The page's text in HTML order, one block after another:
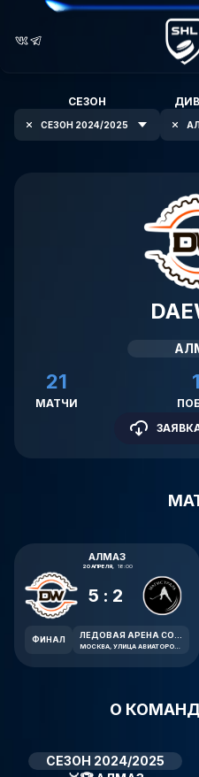
СЕЗОН
СЕЗОН 2024/2025
21
МАТЧИ
АЛМАЗ
20 АПРЕЛЯ, 18:00
5:2
ФИНАЛ
О
СЕЗОН 2024/2025